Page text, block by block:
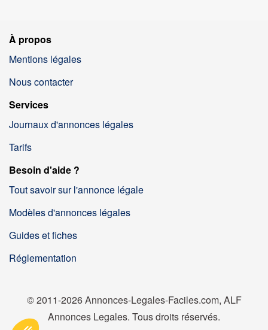
À propos
Mentions légales
Nous contacter
Services
Journaux d'annonces légales
Tarifs
Besoin d'aide ?
Tout savoir sur l'annonce légale
Modèles d'annonces légales
Guides et fiches
Réglementation
© 2011-2026 Annonces-Legales-Faciles.com, ALF
Annonces Legales. Tous droits réservés.